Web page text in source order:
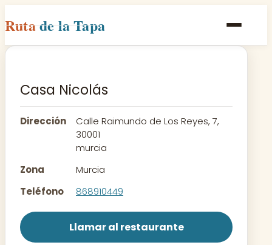
Rutade la Tapa
Inicio
Rutas
Contacto
Casa Nicolás
Dirección
Calle Raimundo de Los Reyes, 7,
30001
murcia
Zona
Murcia
Teléfono
868910449
Llamar al restaurante